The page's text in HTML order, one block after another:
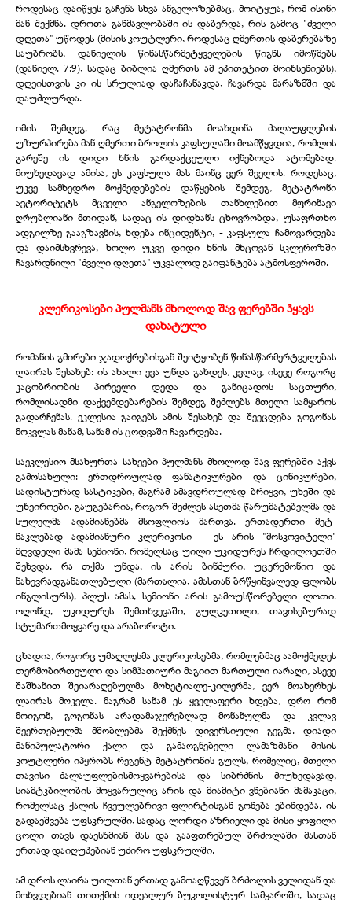
როდესაც დაიწყეს გაჩენა სხვა ანგელოზებმაც, მოიტყუა, რომ ისინი
მან შექმნა. დროთა განმავლობაში ის დაბერდა, რის გამოც "ძველი
დღეთა" უწოდეს (მისის კოუტლერი, როდესაც ღმერთის დაბერებაზე
საუბრობს, დანიელის წინასწარმეტყველების წიგნს იმოწმებს
(დანიელ. 7:9), სადაც ბიბლია ღმერთს ამ ეპითეტით მოიხსენიებს),
დღეისთვის კი ის სრულიად დაჩაჩანაკდა, ჩავარდა მარაზმში და
დაუძლურდა.
იმის შემდეგ, რაც მეტატრონმა მოახდინა ძალაუფლების
უზურპირება მან ღმერთი ბროლის კაფსულაში მოამწყვდია, რომლის
გარეშე ის დიდი ხნის გარდაქცეული იქნებოდა ატომებად.
მიუხედავად ამისა, ეს კაფსულა მას მაინც ვერ შველის. როდესაც,
უკვე სამხედრო მოქმედებების დაწყების შემდეგ, მეტატრონი
ავტორიტეტს მცველი ანგელოზების თანხლებით მფრინავი
ღრუბლიანი მთიდან, სადაც ის დიდხანს ცხოვრობდა, უსაფრთხო
ადგილზე გააგზავნის, ხდება ინციდენტი, - კაფსულა ჩამოვარდება
და დაიმსხვრევა, ხოლო უკვე დიდი ხნის მხცოვან სკლეროზში
ჩავარდნილი "ძველი დღეთა" უკვალოდ გაიფანტება ატმოსფეროში.
კლერიკოსები პულმანს მხოლოდ შავ ფერებში ჰყავს
დახატული
რომანის გმირები ჯადოქრებისგან შეიტყობენ წინასწარმერტველებას
ლაირას შესახებ: ის ახალი ევა უნდა გახდეს, კვლავ, ისევე როგორც
კაცობრიობის პირველი დედა და განიცადოს საცთური,
რომლისადმი დაქვემდებარების შემდეგ შეძლებს მთელი სამყაროს
გადარჩენას. ეკლესია გაიგებს ამის შესახებ და შეეცდება გოგონას
მოკვლას მანამ, სანამ ის ცოდვაში ჩავარდება.
საეკლესიო მსახურთა სახეები პულმანს მხოლოდ შავ ფერებში აქვს
გამოსახული: ერთდროულად ფანატიკურები და ცინიკურები,
სადისტურად სასტიკები, მაგრამ ამავდროულად ბრიყვი, უხეში და
უხეიროები. გაუგებარია, როგორ შეძლეს ასეთმა წარუმატებელმა და
სულელმა ადამიანებმა მსოფლიოს მართვა. ერთადერთი მეტ-
ნაკლებად ადამიანური კლერიკოსი - ეს არის "მოსკოვიტელი"
მღვდელი მამა სემიონი, რომელსაც უილი უკიდურეს ჩრდილოეთში
შეხვდა. რა თქმა უნდა, ის არის ბინძური, უცერემონიო და
ნახევრადგანათლებული (მართალია, ამასთან ბრწყინვალედ ფლობს
ინგლისურს), პლუს ამას, სემიონი არის გამოუსწორებელი ლოთი.
ოღონდ, უკიდურეს შემთხვევაში, გულკეთილი, თავისებურად
სტუმართმოყვარე და არაბოროტი.
ცხადია, როგორც უმაღლესმა კლერიკოსებმა, რომლებმაც აამოქმედეს
თერმობირთვული და სიმპათიური მაგიით მართული იარაღი, ასევე
შაშხანით შეიარაღებულმა მოხეტიალე-კილერმა, ვერ მოახერხეს
ლაირას მოკვლა. მაგრამ სანამ ეს ყველაფერი ხდება, დრო რომ
მოიგონ, გოგონას არადამაჯერებლად მონანულმა და კვლავ
შეერთებულმა მშობლებმა შექმნეს დივერსიული გეგმა. დიადი
მანიპულატორი ქალი და გამაოგნებელი ლამაზმანი მისის
კოუტლერი იპყრობს რეგენტ მეტატრონის გულს, რომელიც, მთელი
თავისი ძალაუფლებისმოყვარებისა და სიბრძნის მიუხედავად,
სიამტკბილობის მოყვარულიც არის და მიამიტი ვნებიანი მამაკაცი,
რომელსაც ქალის ჩვეულებრივი ფლირტისგან გონება ებინდება. ის
გადაეშვება უფსკრულში, სადაც ლორდი აზრიელი და მისი ყოფილი
ცოლი თავს დაესხმიან მას და გააფთრებულ ბრძოლაში მასთან
ერთად დაიღუპებიან უძირო უფსკრულში.
ამ დროს ლაირა უილთან ერთად გამოაღწევენ ბრძოლის ველიდან და
მოხვდებიან თითქმის იდეალურ ბუკოლისტურ სამყაროში, სადაც